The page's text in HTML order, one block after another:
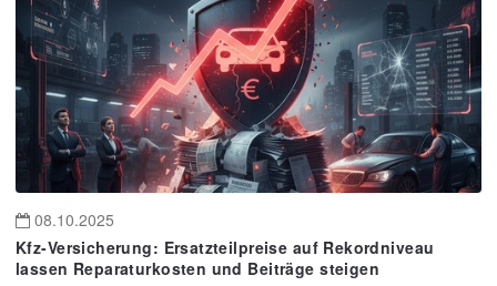
08.10.2025
Kfz-Versicherung: Ersatzteilpreise auf Rekordniveau
lassen Reparaturkosten und Beiträge steigen